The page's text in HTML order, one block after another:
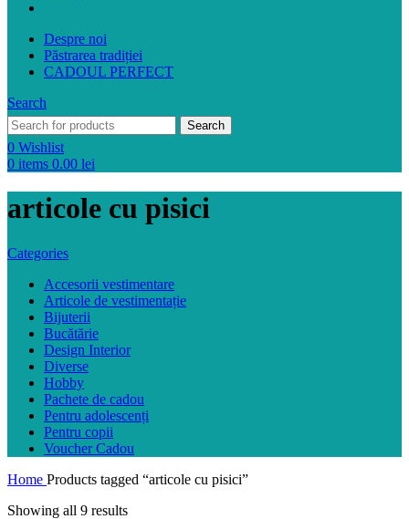
Despre noi
Păstrarea tradiției
CADOUL PERFECT
Search
Search
0 Wishlist
0 items 0.00 lei
articole cu pisici
Categories
Accesorii vestimentare
Articole de vestimentație
Bijuterii
Bucătărie
Design Interior
Diverse
Hobby
Pachete de cadou
Pentru adolescenți
Pentru copii
Voucher Cadou
Home Products tagged “articole cu pisici”
Showing all 9 results